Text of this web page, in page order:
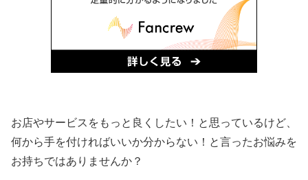
お店やサービスをもっと良くしたい！と思っているけど、
何から手を付ければいいか分からない！と言ったお悩みを
お持ちではありませんか？